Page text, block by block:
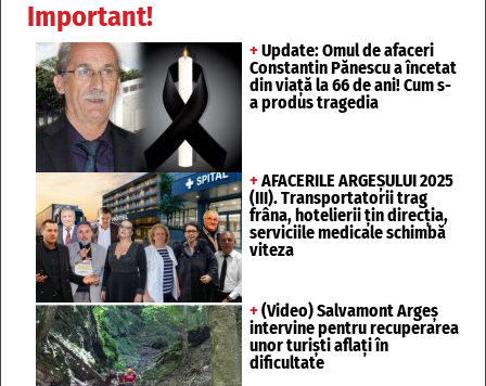
Important!
+ Update: Omul de afaceri
Constantin Pănescu a încetat
din viață la 66 de ani! Cum s-
a produs tragedia
+ AFACERILE ARGEȘULUI 2025
(III). Transportatorii trag
frâna, hotelierii țin direcția,
serviciile medicale schimbă
viteza
+ (Video) Salvamont Argeș
intervine pentru recuperarea
unor turişti aflaţi în
dificultate